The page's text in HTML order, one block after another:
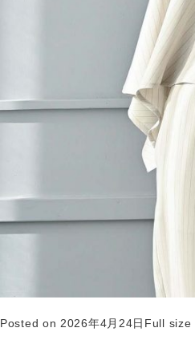
Posted on 2026年4月24日 Full size